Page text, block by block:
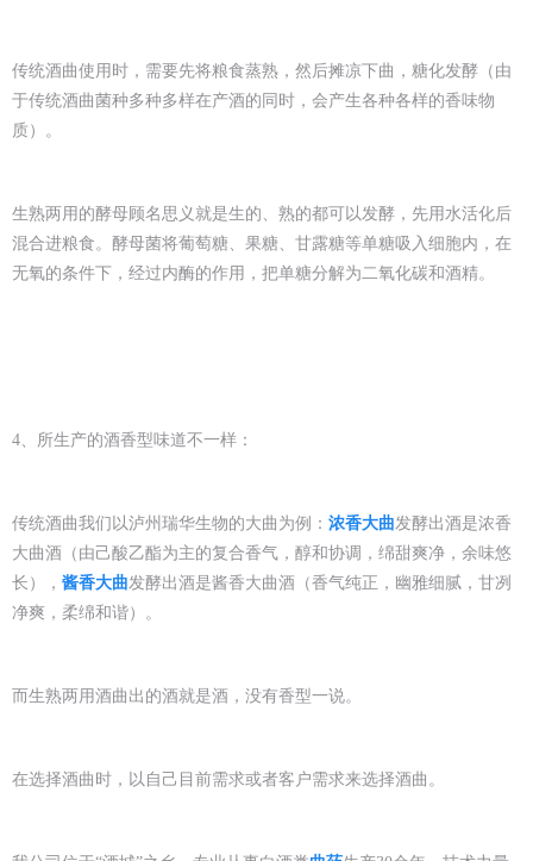
传统酒曲使用时，需要先将粮食蒸熟，然后摊凉下曲，糖化发酵（由
于传统酒曲菌种多种多样在产酒的同时，会产生各种各样的香味物
质）。
生熟两用的酵母顾名思义就是生的、熟的都可以发酵，先用水活化后
混合进粮食。酵母菌将葡萄糖、果糖、甘露糖等单糖吸入细胞内，在
无氧的条件下，经过内酶的作用，把单糖分解为二氧化碳和酒精。
4、所生产的酒香型味道不一样：
传统酒曲我们以泸州瑞华生物的大曲为例： 浓香大曲发酵出酒是浓香
大曲酒（由己酸乙酯为主的复合香气，醇和协调，绵甜爽净，余味悠
长）， 酱香大曲发酵出酒是酱香大曲酒（香气纯正，幽雅细腻，甘冽
净爽，柔绵和谐）。
而生熟两用酒曲出的酒就是酒，没有香型一说。
在选择酒曲时，以自己目前需求或者客户需求来选择酒曲。